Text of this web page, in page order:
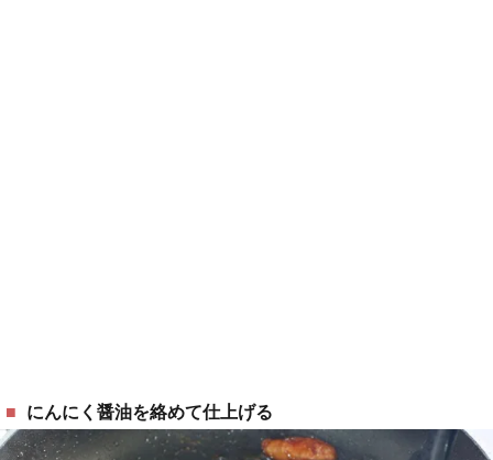
にんにく醤油を絡めて仕上げる